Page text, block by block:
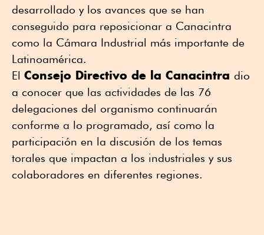
desarrollado y los avances que se han
conseguido para reposicionar a Canacintra
como la Cámara Industrial más importante de
Latinoamérica.
El Consejo Directivo de la Canacintra dio
a conocer que las actividades de las 76
delegaciones del organismo continuarán
conforme a lo programado, así como la
participación en la discusión de los temas
torales que impactan a los industriales y sus
colaboradores en diferentes regiones.